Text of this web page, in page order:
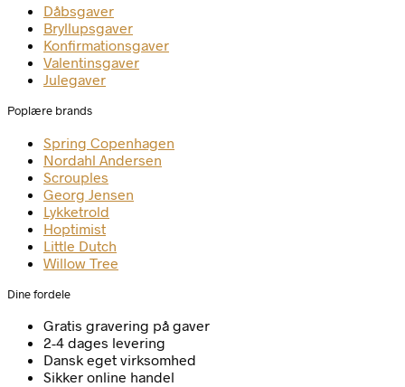
Dåbsgaver
Bryllupsgaver
Konfirmationsgaver
Valentinsgaver
Julegaver
Poplære brands
Spring Copenhagen
Nordahl Andersen
Scrouples
Georg Jensen
Lykketrold
Hoptimist
Little Dutch
Willow Tree
Dine fordele
Gratis gravering på gaver
2-4 dages levering
Dansk eget virksomhed
Sikker online handel